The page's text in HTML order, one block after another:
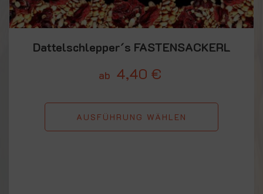
Dattelschlepper´s FASTENSACKERL
ab 4,40 €
AUSFÜHRUNG WÄHLEN